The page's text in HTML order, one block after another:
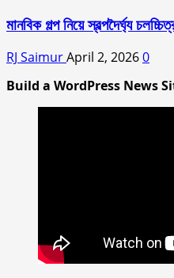
মানবিক গল্প নিয়ে স্বল্পদৈর্ঘ‍্য
RJ SaimurApril 2, 20260
Build a WordPress News